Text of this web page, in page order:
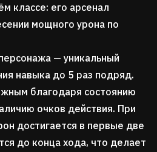
классе: его арсенал
мощного урона по
— уникальный
навыка до 5 раз подряд.
благодаря состоянию
очков действия. При
достигается в первые две
до конца хода, что делает